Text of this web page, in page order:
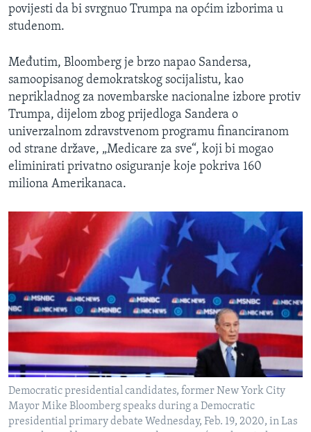
povijesti da bi svrgnuo Trumpa na općim izborima u
studenom.
Međutim, Bloomberg je brzo napao Sandersa,
samoopisanog demokratskog socijalistu, kao
neprikladnog za novembarske nacionalne izbore protiv
Trumpa, dijelom zbog prijedloga Sandera o
univerzalnom zdravstvenom programu financiranom
od strane države, „Medicare za sve“, koji bi mogao
eliminirati privatno osiguranje koje pokriva 160
miliona Amerikanaca.
Democratic presidential candidates, former New York City
Mayor Mike Bloomberg speaks during a Democratic
presidential primary debate Wednesday, Feb. 19, 2020, in Las